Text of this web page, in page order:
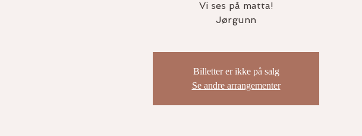
Vi ses på matta!
Jørgunn
Billetter er ikke på salg
Se andre arrangementer